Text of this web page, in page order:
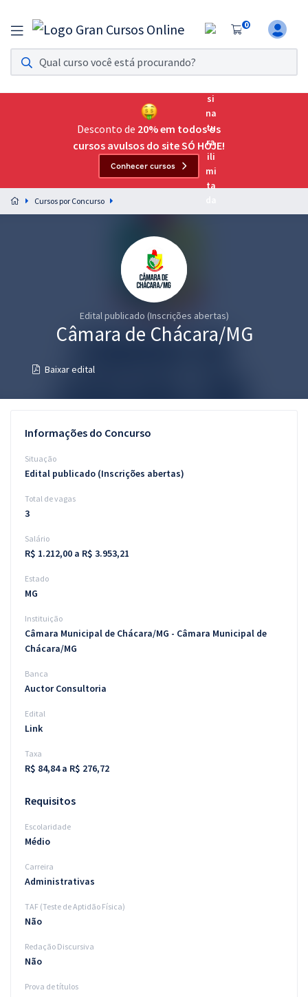
0
Assinatura Ilimitada 11
Acesso a todos os cursos. Teste grátis por 7 dias!
Assinatura OAB Até Passar
Acesso ilimitado a toda preparação para o Exame da
Preparação completa e intensiva para as principais
residências em saúde do Brasil
Conteúdo gratuito
Aprovados
Desconto de 20% em todos os
cursos avulsos do site SÓ HOJE!
Conhecer cursos
Cursos por Concurso
Edital publicado (Inscrições abertas)
Câmara de Chácara/MG
Baixar edital
Informações do Concurso
Situação
Edital publicado (Inscrições abertas)
Total de vagas
3
Salário
R$ 1.212,00 a R$ 3.953,21
Estado
MG
Instituição
Câmara Municipal de Chácara/MG - Câmara Municipal de
Chácara/MG
Banca
Auctor Consultoria
Edital
Link
Taxa
R$ 84,84 a R$ 276,72
Requisitos
Escolaridade
Médio
Carreira
Administrativas
TAF (Teste de Aptidão Física)
Não
Redação Discursiva
Não
Prova de títulos